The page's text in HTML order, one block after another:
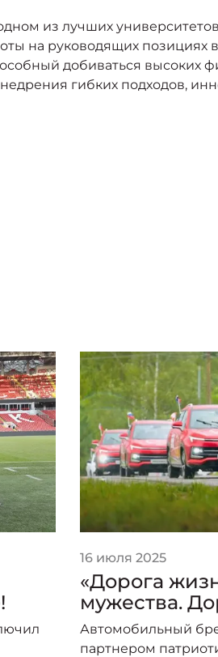
из лучших
на руководящих позициях
добиваться высоких
гибких подходов,
16 июля 2025
«Дорога
мужества.
Автомобильный
партнером